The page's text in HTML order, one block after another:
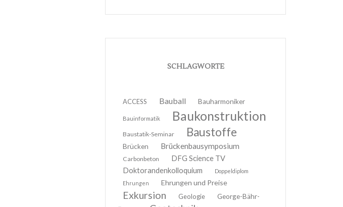
SCHLAGWORTE
ACCESS Bauball Bauharmoniker
Bauinformatik Baukonstruktion
Baustatik-Seminar Baustoffe
Brücken Brückenbausymposium
Carbonbeton
DFG Science TV
Doktorandenkolloquium
Doppeldiplom
Ehrungen
Ehrungen und Preise
Exkursion Geologie
George-Bähr-